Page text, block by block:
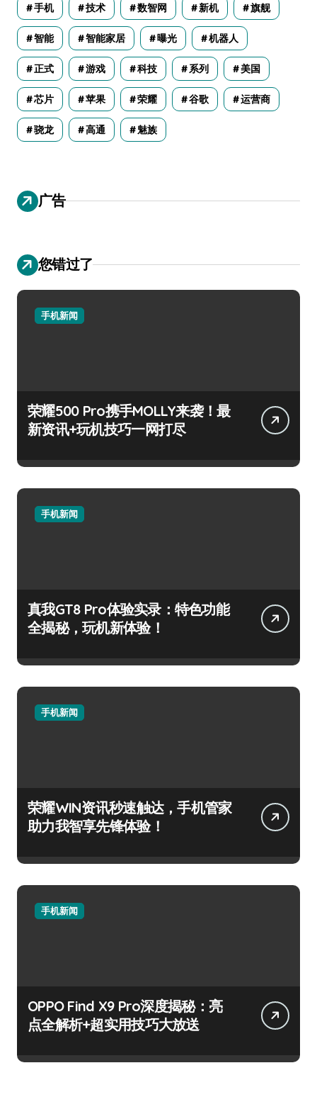
手机 技术 数智网 新机 旗舰
智能 智能家居 曝光 机器人
正式 游戏 科技 系列 美国
芯片 苹果 荣耀 谷歌 运营商
骁龙 高通 魅族
广告
您错过了
手机新闻
荣耀500 Pro携手MOLLY来袭！最
新资讯+玩机技巧一网打尽
手机新闻
真我GT8 Pro体验实录：特色功能
全揭秘，玩机新体验！
手机新闻
荣耀WIN资讯秒速触达，手机管家
助力我智享先锋体验！
手机新闻
OPPO Find X9 Pro深度揭秘：亮
点全解析+超实用技巧大放送